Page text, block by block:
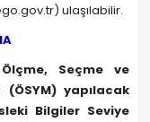
ulaşılabilir.
Seçme ve
(ÖSYM) yapılacak
Bilgiler Seviye